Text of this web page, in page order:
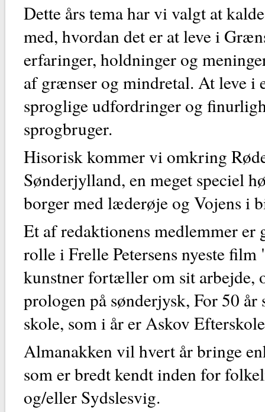
Dette års tema har vi valgt at
med, hvordan det er at leve i
erfaringer, holdninger og
af grænser og mindretal. At leve i
sproglige udfordringer og
sprogbruger.
Hisorisk kommer vi omkring
Sønderjylland, en meget speciel
borger med læderøje og Vojens i
Et af redaktionens medlemmer er
rolle i Frelle Petersens nyeste
kunstner fortæller om sit arbejde,
prologen på sønderjysk, For 50
skole, som i år er Askov
Almanakken vil hvert år bringe
som er bredt kendt inden for
og/eller Sydslesvig.